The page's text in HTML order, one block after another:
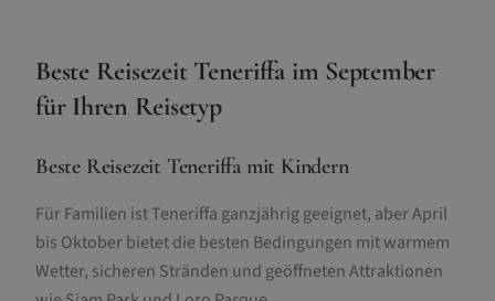
Beste Reisezeit Teneriffa im September
für Ihren Reisetyp
Beste Reisezeit Teneriffa mit Kindern
Für Familien ist Teneriffa ganzjährig geeignet, aber April
bis Oktober bietet die besten Bedingungen mit warmem
Wetter, sicheren Stränden und geöffneten Attraktionen